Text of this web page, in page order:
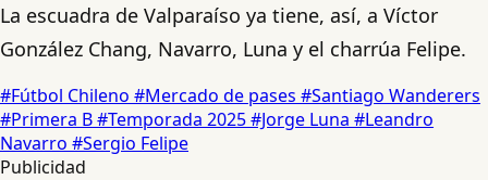
La escuadra de Valparaíso ya tiene, así, a Víctor
González Chang, Navarro, Luna y el charrúa Felipe.
#Fútbol Chileno #Mercado de pases #Santiago Wanderers
#Primera B#Temporada 2025#Jorge Luna #Leandro
Navarro #Sergio Felipe
Publicidad